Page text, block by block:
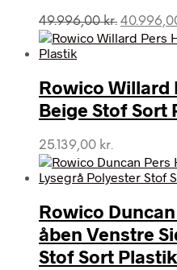
49.996,00kr. Den
Rowico Willard
Beige Stof Sort
25.139,00 kr.
Rowico
åben Venstre
Stof Sort Plastik